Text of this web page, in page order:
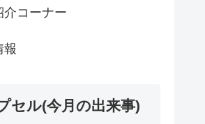
介コーナー
報
セル(今月の出来事)